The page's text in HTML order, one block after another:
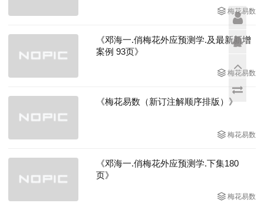
梅花易数
《邓海一.俏梅花外应预测学.及最新新增
案例 93页》
梅花易数
《梅花易数（新订注解顺序排版）》
梅花易数
《邓海一.俏梅花外应预测学.下集180
页》
梅花易数